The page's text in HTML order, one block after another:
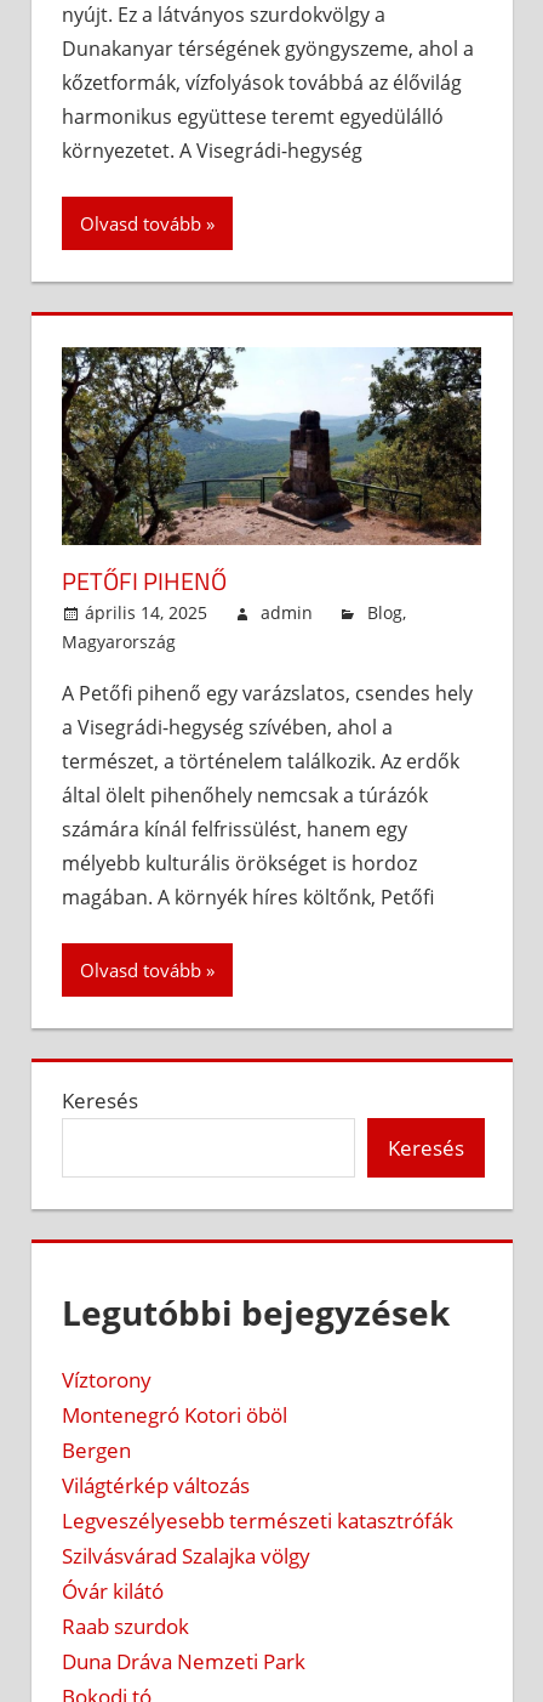
nyújt. Ez a látványos szurdokvölgy a
Dunakanyar térségének gyöngyszeme, ahol a
kőzetformák, vízfolyások továbbá az élővilág
harmonikus együttese teremt egyedülálló
környezetet. A Visegrádi-hegység
Olvasd tovább
PETŐFI PIHENŐ
április 14, 2025 admin Blog,
Magyarország
A Petőfi pihenő egy varázslatos, csendes hely
a Visegrádi-hegység szívében, ahol a
természet, a történelem találkozik. Az erdők
által ölelt pihenőhely nemcsak a túrázók
számára kínál felfrissülést, hanem egy
mélyebb kulturális örökséget is hordoz
magában. A környék híres költőnk, Petőfi
Olvasd tovább
Keresés
Keresés
Legutóbbi bejegyzések
Víztorony
Montenegró Kotori öböl
Bergen
Világtérkép változás
Legveszélyesebb természeti katasztrófák
Szilvásvárad Szalajka völgy
Óvár kilátó
Raab szurdok
Duna Dráva Nemzeti Park